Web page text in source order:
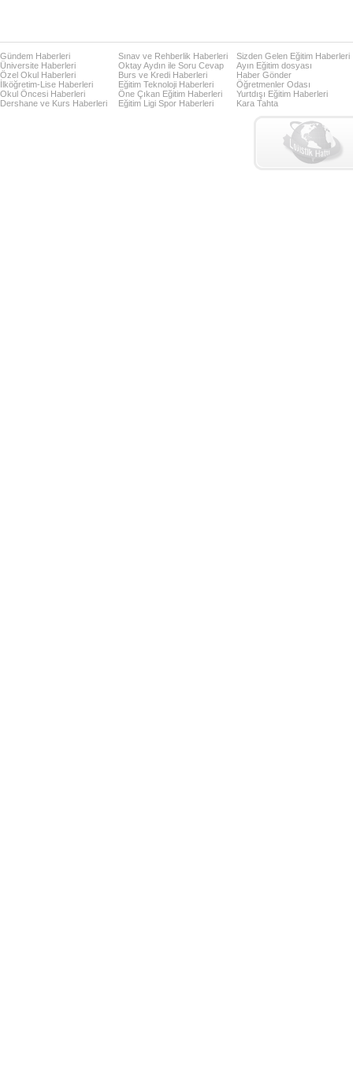
Gündem Haberleri
Üniversite Haberleri
Özel Okul Haberleri
İlköğretim-Lise Haberleri
Okul Öncesi Haberleri
Dershane ve Kurs Haberleri
Sınav ve Rehberlik Haberleri
Oktay Aydın ile Soru Cevap
Burs ve Kredi Haberleri
Eğitim Teknoloji Haberleri
Öne Çıkan Eğitim Haberleri
Eğitim Ligi Spor Haberleri
Sizden Gelen Eğitim Haberleri
Ayın Eğitim dosyası
Haber Gönder
Öğretmenler Odası
Yurtdışı Eğitim Haberleri
Kara Tahta